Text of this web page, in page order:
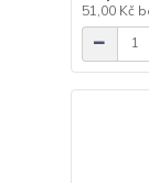
51,00 Kč